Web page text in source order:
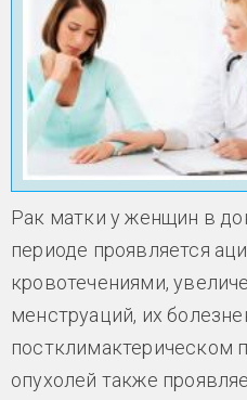
Рак матки у женщин в
периоде проявляется
кровотечениями,
менструаций, их
постклимактерическом
опухолей также